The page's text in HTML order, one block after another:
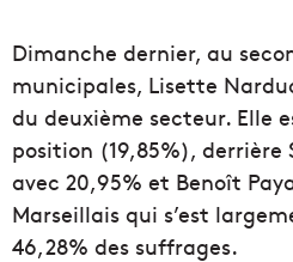
Dimanche dernier, au
municipales, Lisette
du deuxième secteur. Elle
position (19,85%), derrière
avec 20,95% et Benoît
Marseillais qui s’est
46,28% des suffrages.